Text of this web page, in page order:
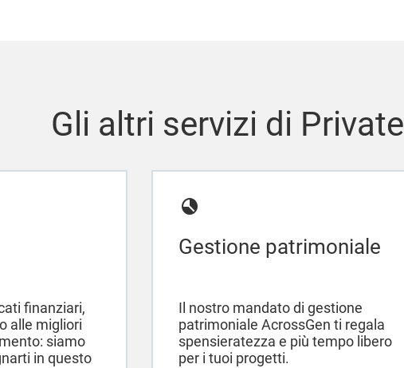
Gli altri servizi di
finanziari,
alle migliori
siamo
in questo
Gestione patrimoniale
Il nostro mandato di gestione
patrimoniale AcrossGen ti regala
spensieratezza e più tempo libero
per i tuoi progetti.